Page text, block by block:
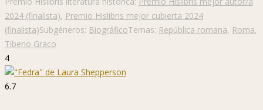
P. Hislibris
5.5
P. plebe
"Fedra" de Laura Shepperson